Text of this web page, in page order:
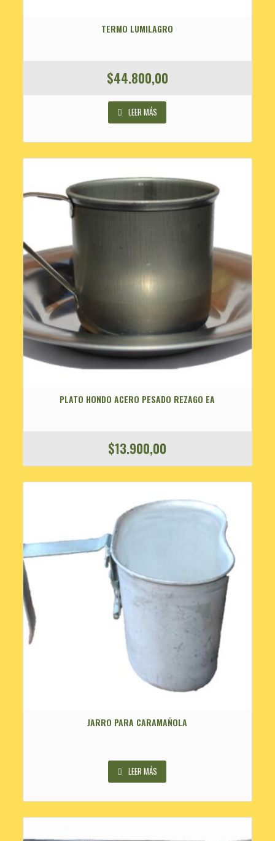
TERMO LUMILAGRO
$44.800,00
LEER MÁS
PLATO HONDO ACERO PESADO REZAGO EA
$13.900,00
JARRO PARA CARAMAÑOLA
LEER MÁS